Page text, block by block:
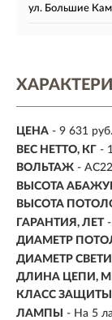
ул. Большие
ЦЕНА - 9 631 руб.
ВЕС НЕТТО, КГ -
ВОЛЬТАЖ -
ВЫСОТА
ВЫСОТА
ГАРАНТИЯ, ЛЕТ
ДИАМЕТР
ДИАМЕТР
ДЛИНА ЦЕПИ,
КЛАСС ЗАЩИТЫ
ЛАМПЫ
- На 5